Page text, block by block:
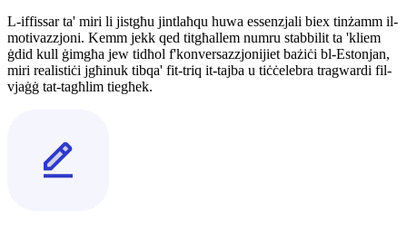
L-iffissar ta' miri li jistgħu jintlaħqu huwa essenzjali biex tinżamm il-
motivazzjoni. Kemm jekk qed titgħallem numru stabbilit ta 'kliem
ġdid kull ġimgħa jew tidħol f'konversazzjonijiet bażiċi bl-Estonjan,
miri realistiċi jgħinuk tibqa' fit-triq it-tajba u tiċċelebra tragwardi fil-
vjaġġ tat-tagħlim tiegħek.